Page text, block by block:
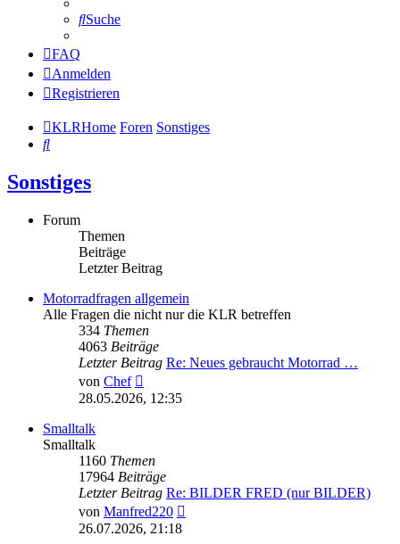
Suche
FAQ
Anmelden
Registrieren
KLRHome Foren Sonstiges
Suche
Sonstiges
Forum
Themen
Beiträge
Letzter Beitrag
Motorradfragen allgemein
Alle Fragen die nicht nur die KLR betreffen
334 Themen
4063 Beiträge
Letzter Beitrag Re: Neues gebraucht Motorrad …
von Chef
Beitrag
28.05.2026, 12:35
Smalltalk
Smalltalk
1160 Themen
17964 Beiträge
Letzter Beitrag Re: BILDER FRED (nur BILDER)
von Manfred220
26.07.2026, 21:18